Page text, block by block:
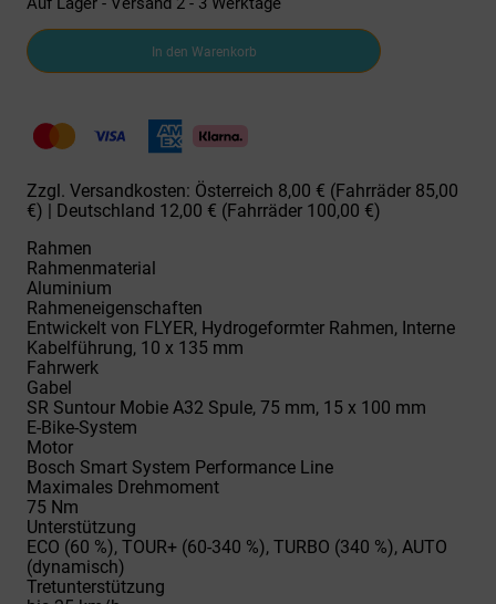
Flyer
Elektro
Trekking
Gotour
5.43
blue
Menge
In den Warenkorb
Zzgl. Versandkosten: Österreich 8,00 € (Fahrräder 85,00
€) | Deutschland 12,00 € (Fahrräder 100,00 €)
Rahmen
Rahmenmaterial
Aluminium
Rahmeneigenschaften
Entwickelt von FLYER, Hydrogeformter Rahmen, Interne
Kabelführung, 10 x 135 mm
Fahrwerk
Gabel
SR Suntour Mobie A32 Spule, 75 mm, 15 x 100 mm
E-Bike-System
Motor
Bosch Smart System Performance Line
Maximales Drehmoment
75 Nm
Unterstützung
ECO (60 %), TOUR+ (60-340 %), TURBO (340 %), AUTO
(dynamisch)
Tretunterstützung